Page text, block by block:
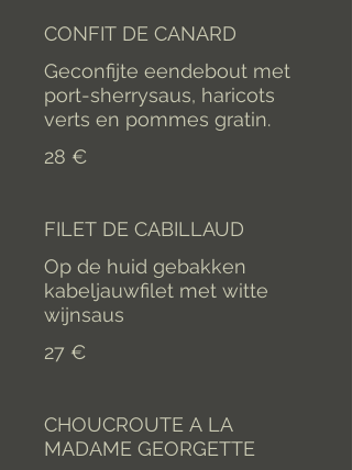
CONFIT DE CANARD
Geconfijte eendebout met
port-sherrysaus, haricots
verts en pommes gratin.
28 €
FILET DE CABILLAUD
Op de huid gebakken
kabeljauwfilet met witte
wijnsaus
27 €
CHOUCROUTE A LA
MADAME GEORGETTE